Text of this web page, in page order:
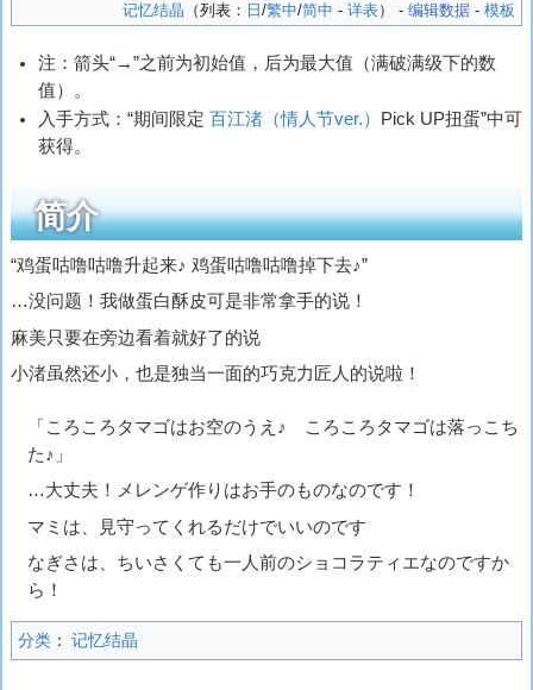
记忆结晶 （列表： 日 /繁中/简中 - 详表） - 编辑数据- 模板
注：箭头“→”之前为初始值，后为最大值（满破满级下的数
值）。
入手方式：“期间限定百江渚（情人节ver.）
Pick UP扭蛋”中可
获得。
简介
“鸡蛋咕噜咕噜升起来♪ 鸡蛋咕噜咕噜掉下去♪”
…没问题！我做蛋白酥皮可是非常拿手的说！
麻美只要在旁边看着就好了的说
小渚虽然还小，也是独当一面的巧克力匠人的说啦！
「ころころタマゴはお空のうえ♪ ころころタマゴは落っこち
た♪」
…大丈夫！メレンゲ作りはお手のものなのです！
マミは、見守ってくれるだけでいいのです
なぎさは、ちいさくても一人前のショコラティエなのですか
ら！
分类： 记忆结晶